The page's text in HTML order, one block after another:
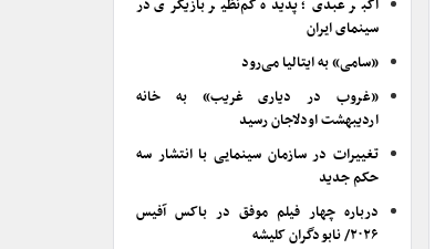
اکبر عبدی؛ پدیده کم‌نظیر بازیگری در
سینمای ایران
«سامی» به ایتالیا می‌رود
«غروب در دیاری غریب» به خانه
اردیبهشت اودلاجان رسید
تغییرات در سازمان سینمایی با انتشار سه
حکم جدید
درباره چهار فیلم موفق در باکس آفیس
۲۰۲۶/ نابودگران کلیشه